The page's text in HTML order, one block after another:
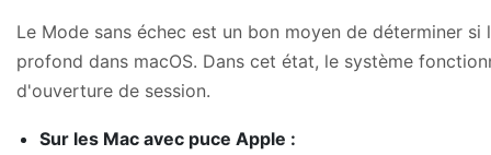
Le Mode sans échec est un bon moyen de déterminer
profond dans macOS. Dans cet état, le système
d'ouverture de session.
Sur les Mac avec puce Apple :